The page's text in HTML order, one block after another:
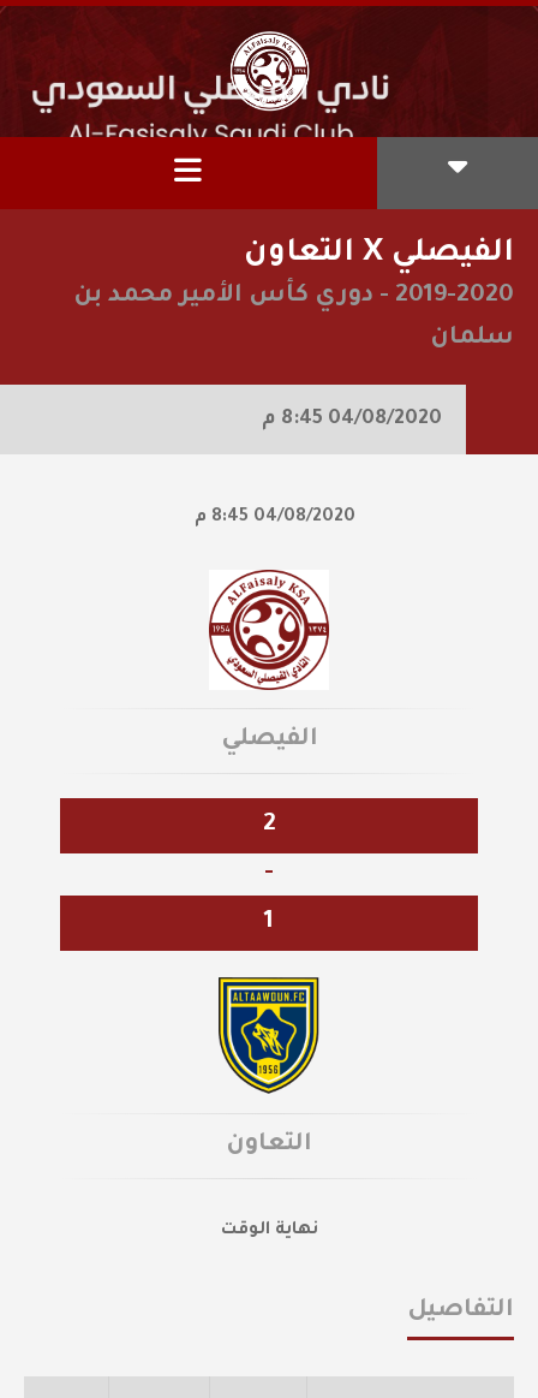
الفيصلي X التعاون
2019-2020
- دوري كأس الأمير محمد بن
سلمان
04/08/2020
04/08/2020
الفيصلي
2
-
1
التعاون
نهاية الوقت
التفاصيل